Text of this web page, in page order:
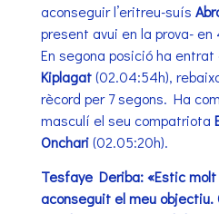
aconseguir l’eritreu-suís
present avui en la prova-
En segona posició ha entrat
Kiplagat(02.04:54h),
rècord per 7 segons. Ha
masculí el seu compatriota
Onchari(02.05:20h).
Tesfaye Deriba: «Estic
aconseguit el meu objectiu.